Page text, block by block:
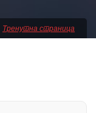
Тренутна страница